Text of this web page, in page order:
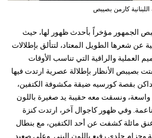
اللبنانية كارمن بصيبص
الجمهور مؤخراً بأحدث ظهور لها، حيث
شعرها الطويل المعتاد، لتتألق بإطلالات
العملية والراقية التي تناسب الأوقات
بصيبص الأنظار بإطلالة عصرية ارتدت فيها
بقصة كورسيه ضيقة مكشوفة الكتفين،
ونسقت معه حقيبة يد صغيرة باللون
وفي ظهور كاجوال آخر، ارتدت كنزة
عنق مائلة كشفت عن أحد الكتفين، مع بنطال
جلدي رفيع باللون البني. وعلى صعيد